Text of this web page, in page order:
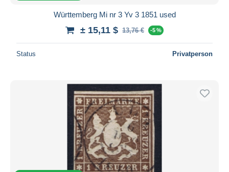
Württemberg Mi nr 3 Yv 3 1851 used
± 15,11 $ 13,76 € -5 %
Status Privatperson